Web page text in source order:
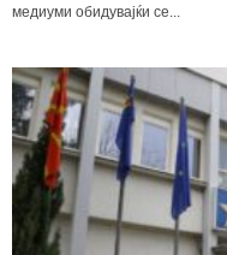
медиуми обидувајќи се...